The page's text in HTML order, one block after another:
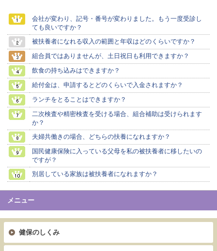
会社が変わり、記号・番号が変わりました。もう一度受診し
ても良いですか？
被扶養者になれる収入の範囲と年収はどのくらいですか？
組合員ではありませんが、土日祝日も利用できますか？
飲食の持ち込みはできますか？
給付金は、申請するとどのくらいで入金されますか？
ランチをとることはできますか？
二次検査や精密検査を受ける場合、組合補助は受けられます
か？
夫婦共働きの場合、どちらの扶養になれますか？
国民健康保険に入っている父母を私の被扶養者に移したいの
ですが？
別居している家族は被扶養者になれますか？
メニュー
健保のしくみ